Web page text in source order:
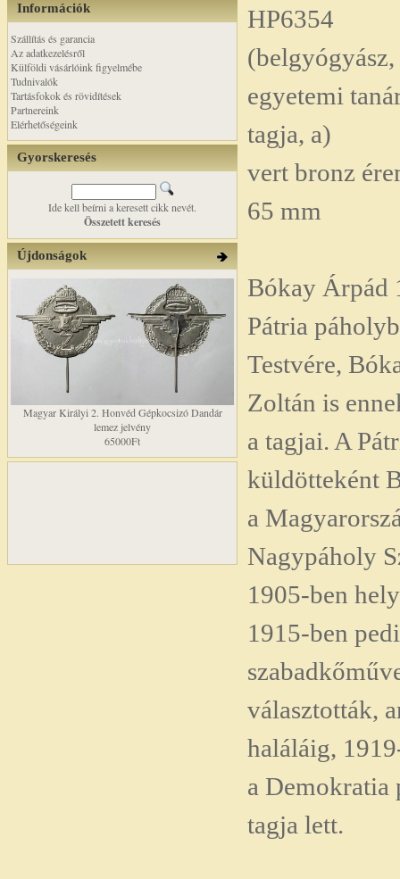
Információk
Szállítás és garancia
Az adatkezelésről
Külföldi vásárlóink figyelmébe
Tudnivalók
Tartásfokok és rövidítések
Partnereink
Elérhetőségeink
Gyorskeresés
Ide kell beírni a keresett cikk nevét.
Összetett keresés
Újdonságok
Magyar Királyi 2. Honvéd Gépkocsizó Dandár
lemez jelvény
65000Ft
HP6354
egyetemi
tagja, a)
vert bronz
65 mm
Bókay Árpád
Pátria
Testvére,
Zoltán is
a tagjai. A
küldötteként
a
Nagypáholy
1905-ben
1915-ben
választották,
haláláig,
a Demokratia
tagja lett.